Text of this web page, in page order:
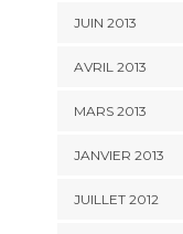
JUIN 2013
AVRIL 2013
MARS 2013
JANVIER 2013
JUILLET 2012